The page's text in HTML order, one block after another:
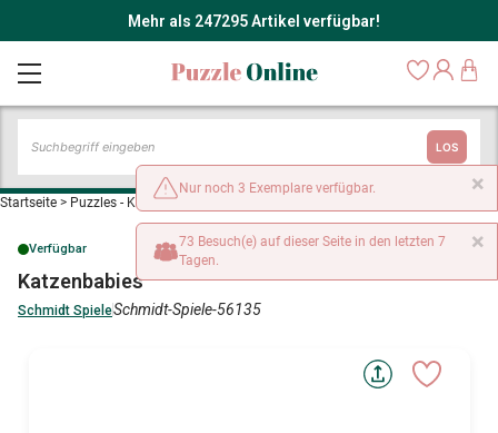
Mehr als 247295 Artikel verfügbar!
LOS
Startseite > Puzzles - Katzen >
Verfügbar
Katzenbabies
Schmidt SpieleSchmidt-Spiele-56135
×
Nur noch 3 Exemplare verfügbar.
×
73 Besuch(e) auf dieser Seite in den letzten 7
Tagen.